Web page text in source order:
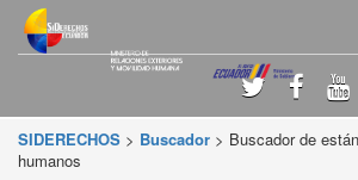
SIDERECHOS > Buscador > Buscador de
humanos